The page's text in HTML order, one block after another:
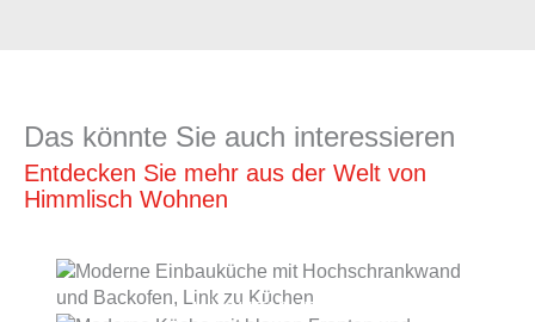
Das könnte Sie auch interessieren
Entdecken Sie mehr aus der Welt von
Himmlisch Wohnen
KÜCHENWELT